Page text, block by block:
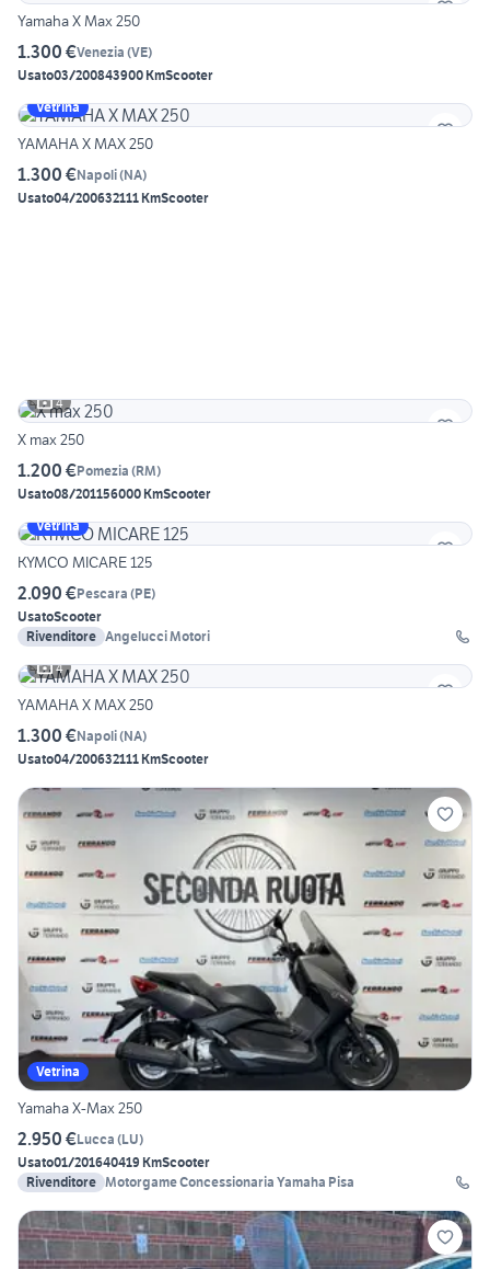
Yamaha X Max 250
1.300 €Venezia (VE)
Usato03/200843900 KmScooter
Vetrina
YAMAHA X MAX 250
1.300 €Napoli(NA)
Usato04/200632111 KmScooter
4
X max 250
1.200 €Pomezia (RM)
Usato08/201156000 KmScooter
Vetrina
KYMCO MICARE 125
2.090 €Pescara (PE)
UsatoScooter
Rivenditore Angelucci Motori
4
YAMAHA X MAX 250
1.300 €Napoli(NA)
Usato04/200632111 KmScooter
Vetrina
Yamaha X-Max 250
2.950 €Lucca (LU)
Usato01/201640419 KmScooter
Rivenditore Motorgame Concessionaria Yamaha Pisa